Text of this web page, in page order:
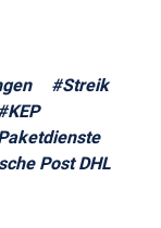
#Streik
Post DHL